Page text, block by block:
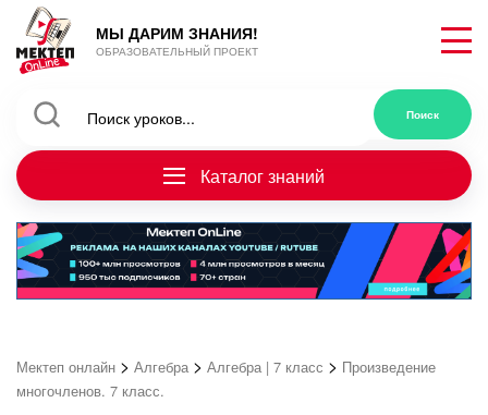
МЫ ДАРИМ ЗНАНИЯ!
ОБРАЗОВАТЕЛЬНЫЙ ПРОЕКТ
Каталог знаний
Мектеп онлайн > Алгебра > Алгебра | 7 класс > Произведение
многочленов. 7 класс.